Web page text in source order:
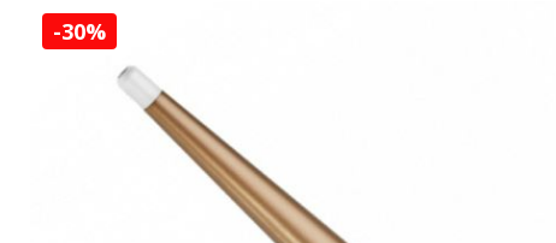
-30%